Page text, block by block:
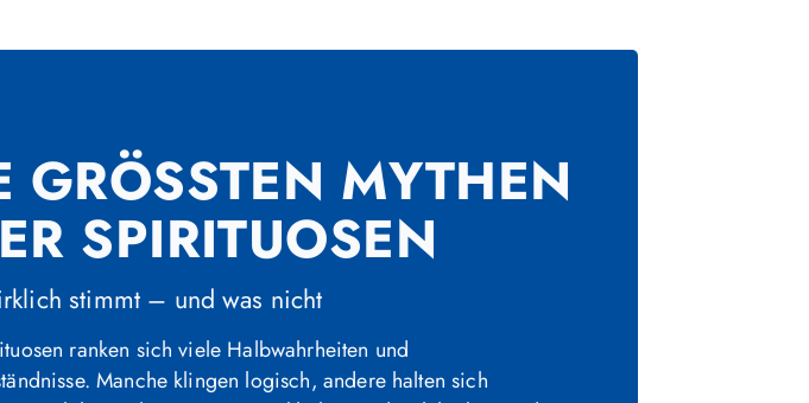
GRÖSSTEN MYTHEN Ü
SPIRITUOSEN
stimmt – und was nicht
ranken sich viele Halbwahrheiten und
Manche klingen logisch, andere halten sich